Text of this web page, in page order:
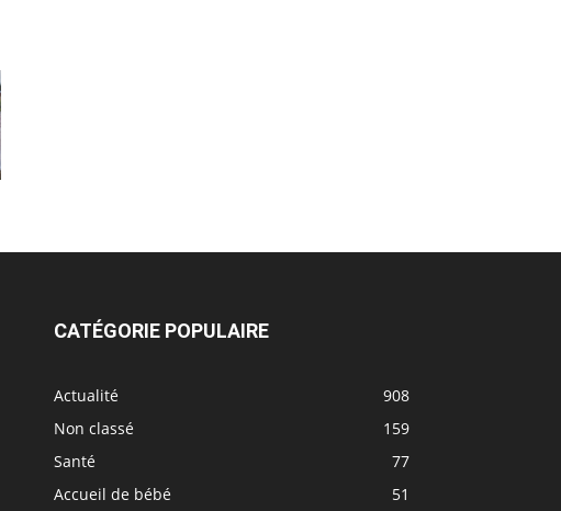
CATÉGORIE POPULAIRE
Actualité
908
Non classé
159
Santé
77
Accueil de bébé
51